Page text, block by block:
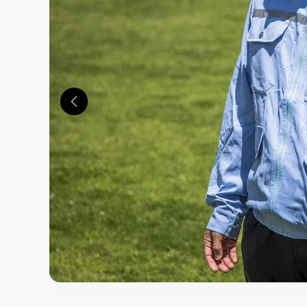
この画像の記事を